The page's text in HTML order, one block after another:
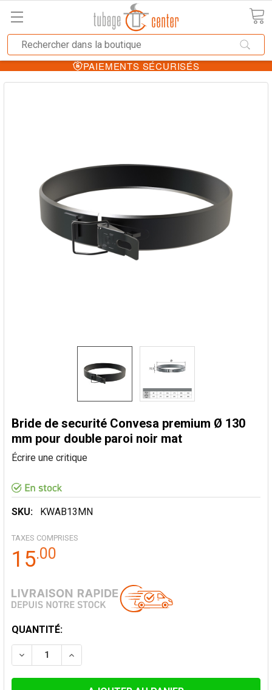
PAIEMENTS SÉCURISÉS
Bride de securité Convesa premium Ø 130
mm pour double paroi noir mat
Écrire une critique
SKU: KWAB13MN
TAXES COMPRISES
15.00
STOCK
ACTUEL:
QUANTITÉ:
DIMINUER LA QUANTITÉ DE BRIDE DE SECURITÉ
AUGMENTER LA QUANTITÉ DE BRIDE DE